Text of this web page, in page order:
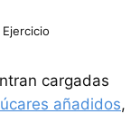
cargadas
añadidos,